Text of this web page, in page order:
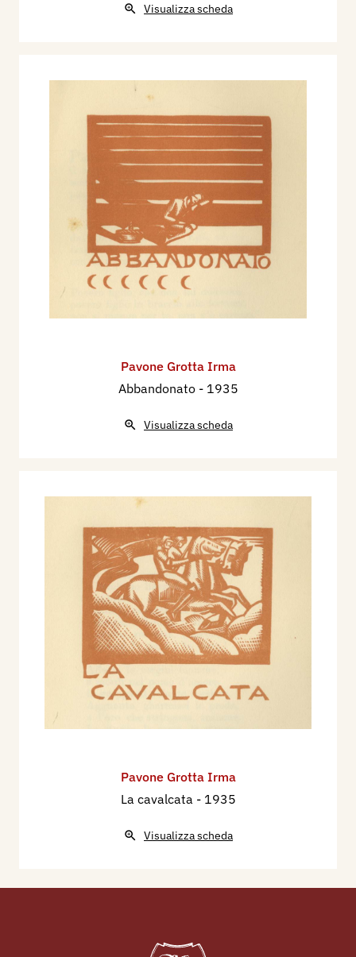
Visualizza scheda
Pavone Grotta Irma
Abbandonato - 1935
Visualizza scheda
Pavone Grotta Irma
La cavalcata - 1935
Visualizza scheda